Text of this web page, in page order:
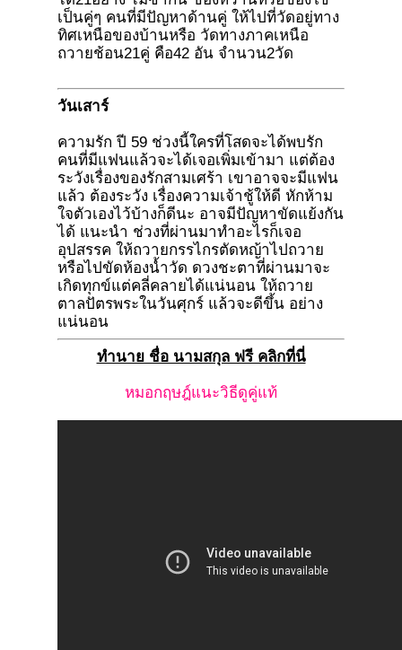
เป็นคู่ๆ คนที่มีปัญหาด้านคู่ ให้ไปที่วัดอยู่ทาง
ทิศเหนือของบ้านหรือ วัดทางภาคเหนือ
ถวายช้อน21คู่ คือ42 อัน จำนวน2วัด
วันเสาร์
ความรัก ปี 59 ช่วงนี้ใครที่โสดจะได้พบรัก
คนที่มีแฟนแล้วจะได้เจอเพิ่มเข้ามา แต่ต้อง
ระวังเรื่องของรักสามเศร้า เขาอาจจะมีแฟน
แล้ว ต้องระวัง เรื่องความเจ้าชู้ให้ดี หักห้าม
ใจตัวเองไว้บ้างก็ดีนะ อาจมีปัญหาขัดแย้งกัน
ได้ แนะนำ ช่วงที่ผ่านมาทำอะไรก็เจอ
อุปสรรค ให้ถวายกรรไกรตัดหญ้าไปถวาย
หรือไปขัดห้องน้ำวัด ดวงชะตาที่ผ่านมาจะ
เกิดทุกข์แต่คลี่คลายได้แน่นอน ให้ถวาย
ตาลปัตรพระในวันศุกร์ แล้วจะดีขึ้น อย่าง
แน่นอน
ทำนาย ชื่อ นามสกุล ฟรี คลิกที่นี่
หมอกฤษฎ์แนะวิธีดูคู่แท้